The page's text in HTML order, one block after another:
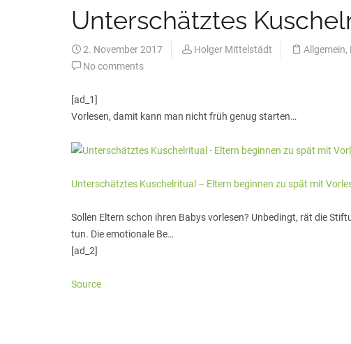
Unterschätztes
2. November 2017 Holger Mittelstädt Allgemein,
No comments
[ad_1]
Vorlesen, damit kann man nicht früh genug starten…
Unterschätztes Kuschelritual – Eltern beginnen zu spät mit
Sollen Eltern schon ihren Babys vorlesen? Unbedingt, rät die
tun. Die emotionale Be…
[ad_2]
Source